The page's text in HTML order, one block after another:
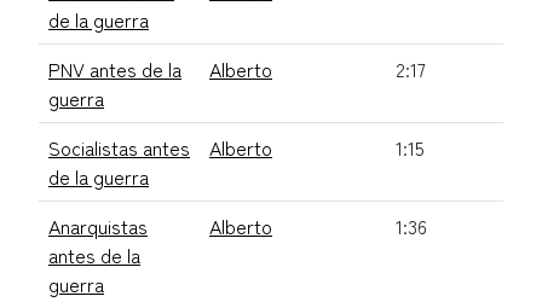
de la guerra
PNV antes de la
guerra
Alberto 2:17
Socialistas antes
de la guerra
Alberto 1:15
Anarquistas
antes de la
guerra
Alberto 1:36